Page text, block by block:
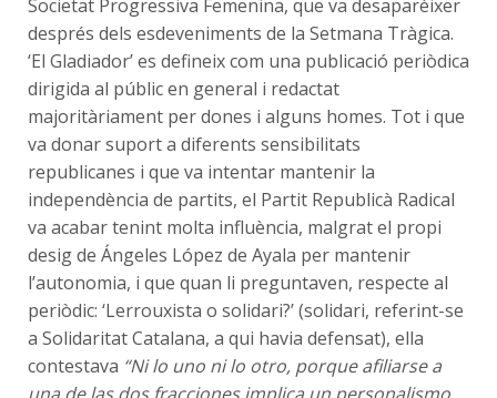
Societat Progressiva Femenina, que va desaparèixer
després dels esdeveniments de la Setmana Tràgica.
‘El Gladiador’ es defineix com una publicació periòdica
dirigida al públic en general i redactat
majoritàriament per dones i alguns homes. Tot i que
va donar suport a diferents sensibilitats
republicanes i que va intentar mantenir la
independència de partits, el Partit Republicà Radical
va acabar tenint molta influència, malgrat el propi
desig de Ángeles López de Ayala per mantenir
l’autonomia, i que quan li preguntaven, respecte al
periòdic: ‘Lerrouxista o solidari?’ (solidari, referint-se
a Solidaritat Catalana, a qui havia defensat), ella
contestava “Ni lo uno ni lo otro, porque afiliarse a